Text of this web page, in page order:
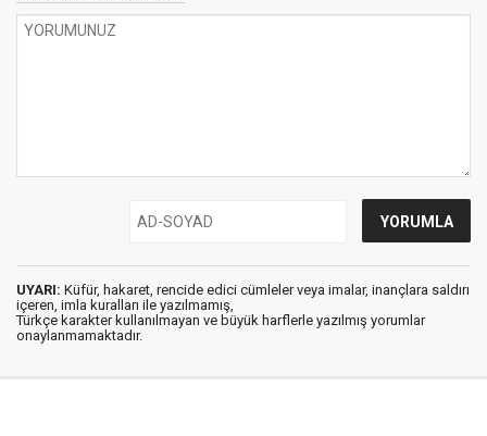
UYARI: Küfür, hakaret, rencide edici cümleler veya imalar, inançlara saldırı
içeren, imla kuralları ile yazılmamış,
Türkçe karakter kullanılmayan ve büyük harflerle yazılmış yorumlar
onaylanmamaktadır.